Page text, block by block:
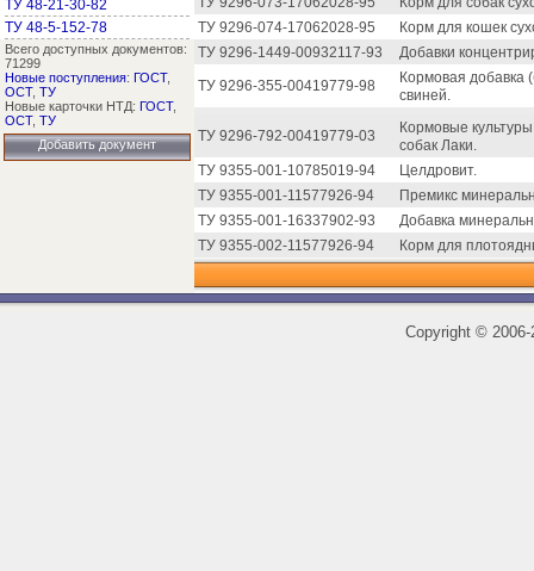
ТУ 48-21-30-82
ТУ 48-5-152-78
Всего доступных документов:
71299
Новые поступления: ГОСТ,
ОСТ, ТУ
Новые карточки НТД: ГОСТ,
ОСТ, ТУ
Добавить документ
ТУ 9296-074-17062028-95
Корм для кошек
ТУ 9296-1449-00932117-93
Добавки
ТУ 9296-355-00419779-98
Кормовая добавка
свиней.
ТУ 9296-792-00419779-03
Кормовые
собак Лаки.
ТУ 9355-001-10785019-94
Целдровит.
ТУ 9355-001-11577926-94
Премикс
ТУ 9355-001-16337902-93
Добавка
ТУ 9355-002-11577926-94
Корм для
Copyright ©